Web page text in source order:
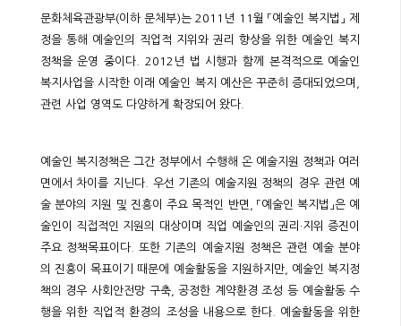
문화체육관광부(이하 문체부)는 2011년 11월 「예술인 복지법」 제
정을 통해 예술인의 직업적 지위와 권리 향상을 위한 예술인 복지
정책을 운영 중이다. 2012년 법 시행과 함께 본격적으로 예술인
복지사업을 시작한 이래 예술인 복지 예산은 꾸준히 증대되었으며,
관련 사업 영역도 다양하게 확장되어 왔다.
예술인 복지정책은 그간 정부에서 수행해 온 예술지원 정책과 여러
면에서 차이를 지닌다. 우선 기존의 예술지원 정책의 경우 관련 예
술 분야의 지원 및 진흥이 주요 목적인 반면, 「예술인 복지법」은 예
술인이 직접적인 지원의 대상이며 직업 예술인의 권리·지위 증진이
주요 정책목표이다. 또한 기존의 예술지원 정책은 관련 예술 분야
의 진흥이 목표이기 때문에 예술활동을 지원하지만, 예술인 복지정
책의 경우 사회안전망 구축, 공정한 계약환경 조성 등 예술활동 수
행을 위한 직업적 환경의 조성을 내용으로 한다. 예술활동을 위한